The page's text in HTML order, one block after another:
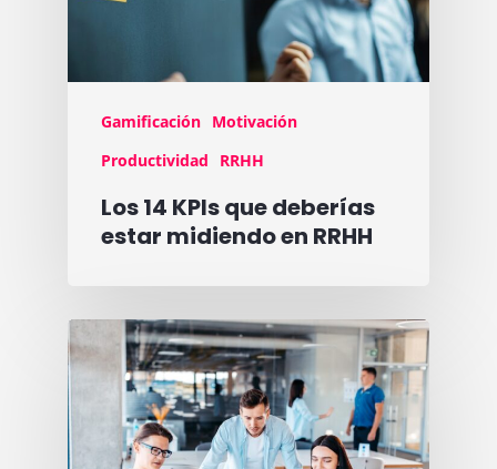
Gamificación Motivación
Productividad
RRHH
Los 14 KPIs que deberías
estar midiendo en RRHH